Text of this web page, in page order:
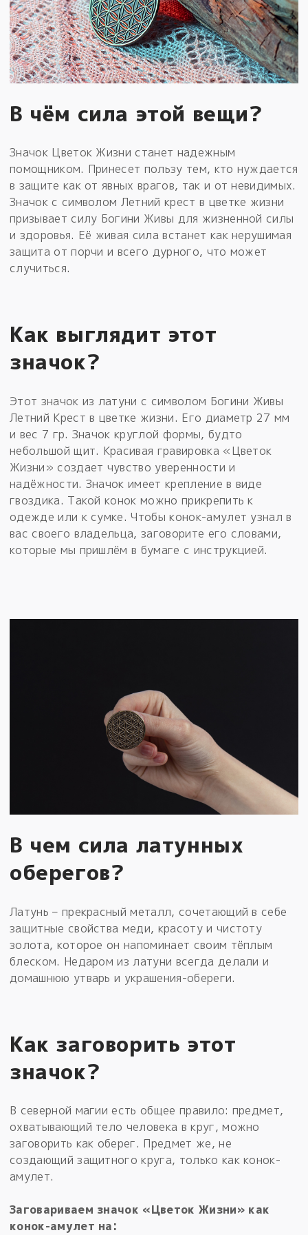
В чём сила этой вещи?
Значок Цветок Жизни станет надежным
помощником. Принесет пользу тем, кто нуждается
в защите как от явных врагов, так и от невидимых.
Значок с символом Летний крест в цветке жизни
призывает силу Богини Живы для жизненной силы
и здоровья. Её живая сила встанет как нерушимая
защита от порчи и всего дурного, что может
случиться.
Как выглядит этот
значок?
Этот значок из латуни с символом Богини Живы
Летний Крест в цветке жизни. Его диаметр 27 мм
и вес 7 гр. Значок круглой формы, будто
небольшой щит. Красивая гравировка «Цветок
Жизни» создает чувство уверенности и
надёжности. Значок имеет крепление в виде
гвоздика. Такой конок можно прикрепить к
одежде или к сумке. Чтобы конок-амулет узнал в
вас своего владельца, заговорите его словами,
которые мы пришлём в бумаге с инструкцией.
В чем сила латунных
оберегов?
Латунь – прекрасный металл, сочетающий в себе
защитные свойства меди, красоту и чистоту
золота, которое он напоминает своим тёплым
блеском. Недаром из латуни всегда делали и
домашнюю утварь и украшения-обереги.
Как заговорить этот
значок?
В северной магии есть общее правило: предмет,
охватывающий тело человека в круг, можно
заговорить как оберег. Предмет же, не
создающий защитного круга, только как конок-
амулет.
Заговариваем значок «Цветок Жизни» как
конок-амулет на: